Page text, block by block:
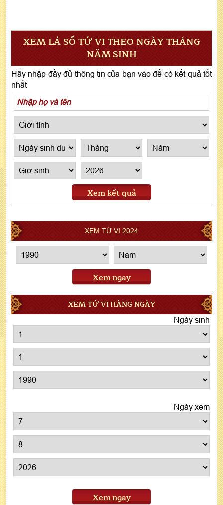
XEM LÁ SỐ TỬ VI THEO NGÀY THÁNG
NĂM SINH
Hãy nhập đầy đủ thông tin của bạn vào để có kết quả tốt
nhất
Xem kết quả
XEM TỬ VI 2024
Xem ngay
XEM TỬ VI HÀNG NGÀY
Ngày sinh
Ngày xem
Xem ngay